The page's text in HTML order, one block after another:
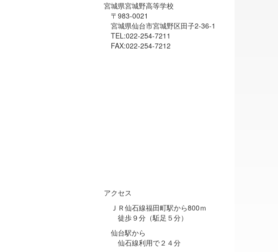
宮城県宮城野高等学校
〒983-0021
宮城県仙台市宮城野区田子2-36-1
TEL:022-254-7211
FAX:022-254-7212
アクセス
ＪＲ仙石線福田町駅から800ｍ
徒歩９分（駈足５分）
仙台駅から
仙石線利用で２４分